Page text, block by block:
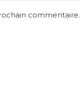
commentaire.